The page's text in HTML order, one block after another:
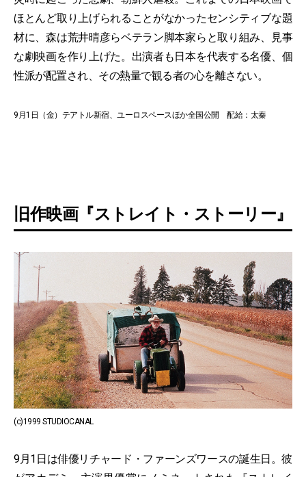
ほとんど取り上げられることがなかったセンシティブな題
材に、森は荒井晴彦らベテラン脚本家らと取り組み、見事
な劇映画を作り上げた。出演者も日本を代表する名優、個
性派が配置され、その熱量で観る者の心を離さない。
9月1日（金）テアトル新宿、ユーロスペースほか全国公開 配給：太秦
旧作映画『ストレイト・ストーリー』
(c)1999 STUDIOCANAL
9月1日は俳優リチャード・ファーンズワースの誕生日。彼